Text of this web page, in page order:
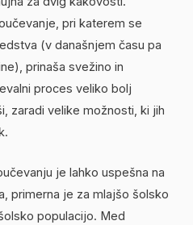
pri katerem se
(v današnjem času pa
prinaša svežino in
proces veliko bolj
zaradi velike možnosti, ki jih
je lahko uspešna na
primerna je za mlajšo šolsko
populacijo. Med